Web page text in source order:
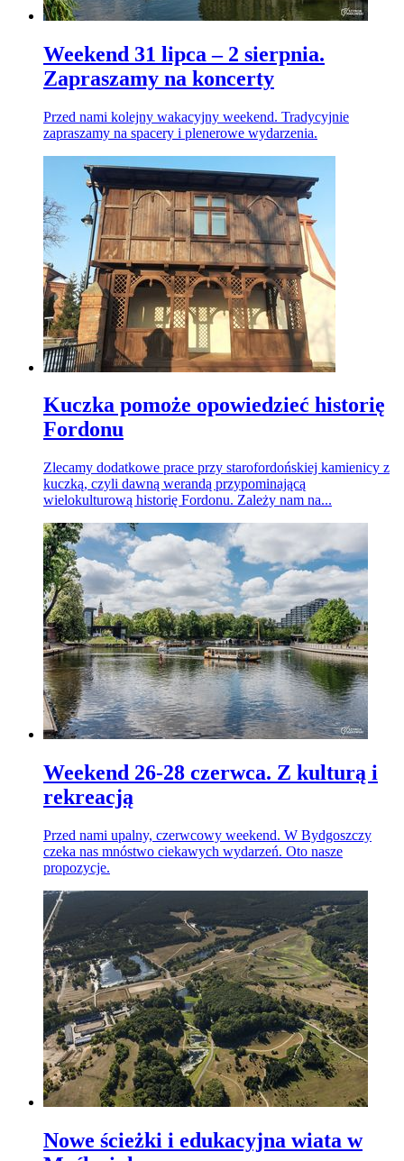
Weekend 31 lipca – 2 sierpnia.
Zapraszamy na koncerty
Przed nami kolejny wakacyjny weekend. Tradycyjnie
zapraszamy na spacery i plenerowe wydarzenia.
Kuczka pomoże opowiedzieć historię
Fordonu
Zlecamy dodatkowe prace przy starofordońskiej kamienicy z
kuczką, czyli dawną werandą przypominającą
wielokulturową historię Fordonu. Zależy nam na...
Weekend 26-28 czerwca. Z kulturą i
rekreacją
Przed nami upalny, czerwcowy weekend. W Bydgoszczy
czeka nas mnóstwo ciekawych wydarzeń. Oto nasze
propozycje.
Nowe ścieżki i edukacyjna wiata w